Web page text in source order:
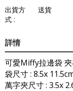
出貨方
式 :
送貨
詳情
可愛Miffy拉邊袋
袋尺寸 : 8.5x
萬字夾尺寸 : 3.5x